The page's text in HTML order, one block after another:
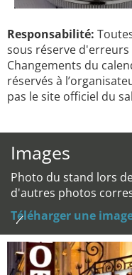
Responsabilité:
sous réserve
Changements du
réservés à
pas le site officiel du
Images
Photo du stand lors
d'autres photos
Téléharger une